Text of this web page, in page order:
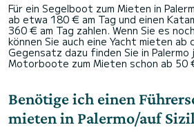
Für ein Segelboot zum Mieten in
ab etwa 180 € am Tag und einen
360 € am Tag zahlen. Wenn Sie es
können Sie auch eine Yacht mieten ab
Gegensatz dazu finden Sie in
Motorboote zum Mieten schon ab 50
Benötige ich einen
mieten in Palermo/auf